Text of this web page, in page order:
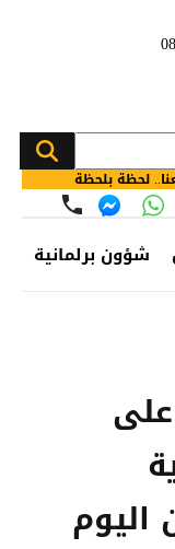
لحظة بلحظة
شؤون برلمانية
اليوم